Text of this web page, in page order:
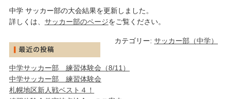
中学 サッカー部の大会結果を更新しました。
詳しくは、 サッカー部のページをご覧ください。
カテゴリー:サッカー部（中学）
中学サッカー部 練習体験会（8/11）
中学サッカー部 練習体験会
札幌地区新人戦ベスト４！